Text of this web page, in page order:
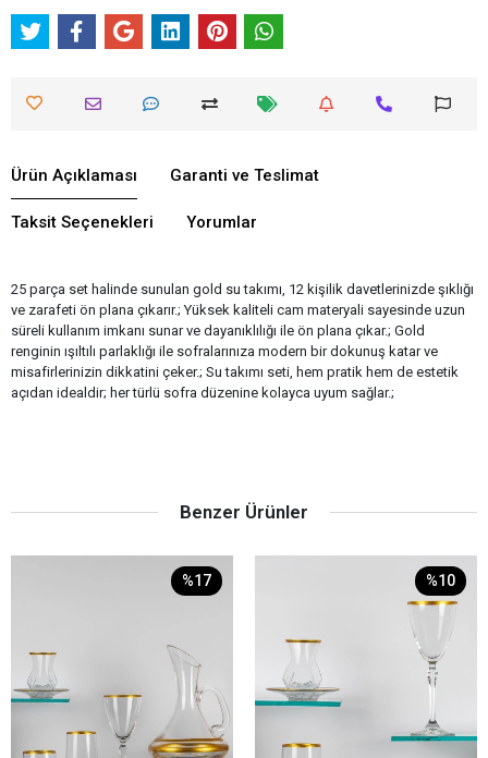
Ürün Açıklaması Garanti ve Teslimat
Taksit Seçenekleri Yorumlar
25 parça set halinde sunulan gold su takımı, 12 kişilik davetlerinizde şıklığı
ve zarafeti ön plana çıkarır.; Yüksek kaliteli cam materyali sayesinde uzun
süreli kullanım imkanı sunar ve dayanıklılığı ile ön plana çıkar.; Gold
renginin ışıltılı parlaklığı ile sofralarınıza modern bir dokunuş katar ve
misafirlerinizin dikkatini çeker.; Su takımı seti, hem pratik hem de estetik
açıdan idealdir; her türlü sofra düzenine kolayca uyum sağlar.;
Benzer Ürünler
%17 %10